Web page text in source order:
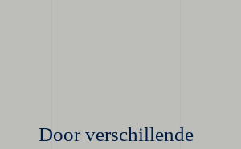
Door verschillende